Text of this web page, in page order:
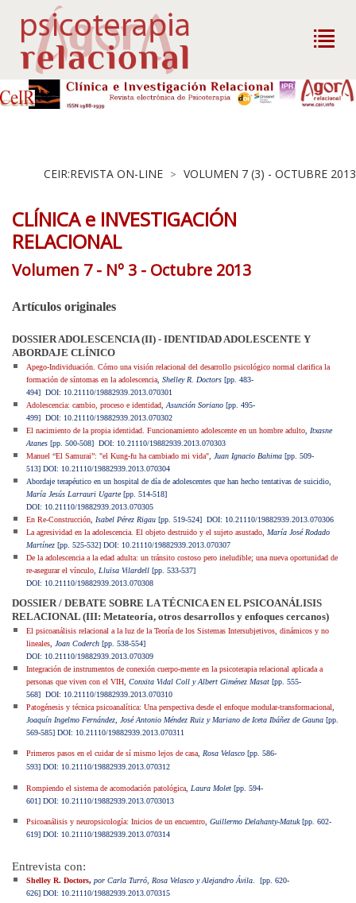
CEIR:REVISTA ON-LINE > VOLUMEN 7 (3) - OCTUBRE 2013
CLÍNICA e INVESTIGACIÓN
RELACIONAL
Volumen 7 - Nº 3 - Octubre 2013
Artículos originales
DOSSIER ADOLESCENCIA (II) - IDENTIDAD ADOLESCENTE Y
ABORDAJE CLÍNICO
Apego-Individuación. Cómo una visión relacional del desarrollo psicológico normal clarifica la
formación de síntomas en la adolescencia Shelley R. Doctors [pp. 483-
494] DOI: 10.21110/19882939.2013.070301
Adolescencia: cambio, proceso e identidad Asunción Soriano [pp. 495-
499] DOI: 10.21110/19882939.2013.070302
El nacimiento de la propia identidad. Funcionamiento adolescente en un hombre adulto
Itxasne
Atanes [pp. 500-508] DOI: 10.21110/19882939.2013.070303
Manuel “El Samurai”: "el Kung-fu ha cambiado mi vida"
Juan Ignacio Bahima [pp. 509-
513] DOI: 10.21110/19882939.2013.070304
Abordaje terapéutico en un hospital de día de adolescentes que han hecho tentativas de suicidio,
María Jesús Larrauri Ugarte[pp. 514-518]
DOI: 10.21110/19882939.2013.070305
En Re-Construcción
Isabel Pérez Rigau [pp. 519-524] DOI: 10.21110/19882939.2013.070306
La agresividad en la adolescencia. El objeto destruido y el sujeto asustado
María José Rodado
Martínez [pp. 525-532] DOI: 10.21110/19882939.2013.070307
De la adolescencia a la edad adulta: un tránsito costoso pero ineludible; una nueva oportunidad de
re-asegurar el vínculo
Lluïsa Vilardell [pp. 533-537]
DOI: 10.21110/19882939.2013.070308
DOSSIER / DEBATE SOBRE LA TÉCNICA EN EL PSICOANÁLISIS
RELACIONAL (III: Metateoría, otros desarrollos y enfoques cercanos)
El psicoanálisis relacional a la luz de la Teoría de los Sistemas Intersubjetivos, dinámicos y no
lineales
Joan Coderch [pp. 538-554]
DOI: 10.21110/19882939.2013.070309
Integración de instrumentos de conexión cuerpo-mente en la psicoterapia relacional aplicada a
personas que viven con el VIH Conxita Vidal Coll y Albert Giménez Masat [pp. 555-
568] DOI: 10.21110/19882939.2013.070310
Patogénesis y técnica psicoanalítica: Una perspectiva desde el enfoque modular-transformacional
Joaquín Ingelmo Fernández, José Antonio Méndez Ruiz y Mariano de Iceta Ibáñez de Gauna [pp.
569-585] DOI: 10.21110/19882939.2013.070311
Primeros pasos en el cuidar de sí mismo lejos de casa Rosa Velasco [pp. 586-
593] DOI: 10.21110/19882939.2013.070312
Rompiendo el sistema de acomodación patológica Laura Molet [pp. 594-
601] DOI: 10.21110/19882939.2013.0703013
Psicoanálisis y neuropsicología: Inicios de un encuentro Guillermo Delahanty-Matuk[pp. 602-
619] DOI: 10.21110/19882939.2013.070314
Entrevista con:
Shelley R. Doctors, por Carla Turró, Rosa Velasco y Alejandro Ávila.
[pp. 620-
626] DOI: 10.21110/19882939.2013.070315